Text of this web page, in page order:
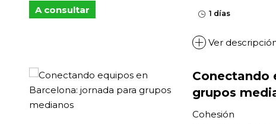
A consultar 1 días
Ver
Conectando
grupos
Cohesión